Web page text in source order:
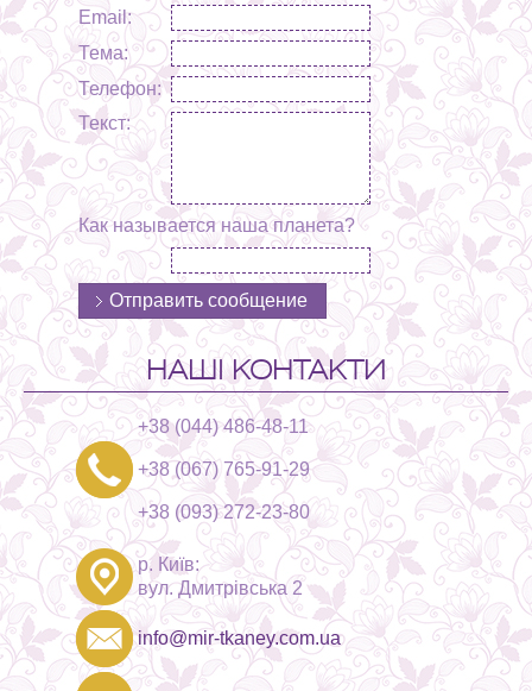
Email:
Тема:
Телефон:
Текст:
Как называется наша планета?
НАШІ КОНТАКТИ
+38 (044) 486-48-11
+38 (067) 765-91-29
+38 (093) 272-23-80
р. Київ:
вул. Дмитрівська 2
info@mir-tkaney.com.ua